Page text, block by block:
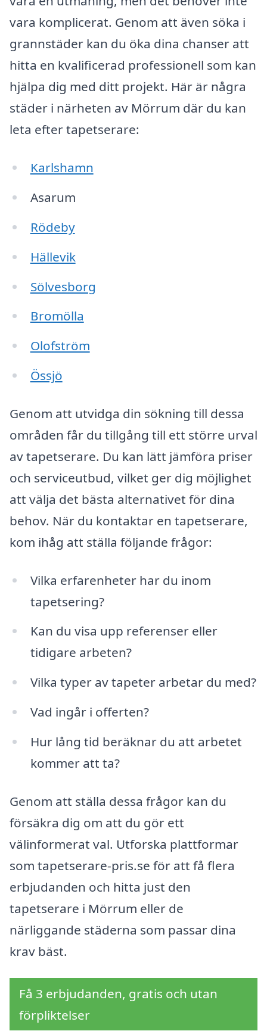
vara komplicerat. Genom att även söka i
grannstäder kan du öka dina chanser att
hitta en kvalificerad professionell som kan
hjälpa dig med ditt projekt. Här är några
städer i närheten av Mörrum där du kan
leta efter tapetserare:
Karlshamn
Asarum
Rödeby
Hällevik
Sölvesborg
Bromölla
Olofström
Össjö
Genom att utvidga din sökning till dessa
områden får du tillgång till ett större urval
av tapetserare. Du kan lätt jämföra priser
och serviceutbud, vilket ger dig möjlighet
att välja det bästa alternativet för dina
behov. När du kontaktar en tapetserare,
kom ihåg att ställa följande frågor:
Vilka erfarenheter har du inom
tapetsering?
Kan du visa upp referenser eller
tidigare arbeten?
Vilka typer av tapeter arbetar du med?
Vad ingår i offerten?
Hur lång tid beräknar du att arbetet
kommer att ta?
Genom att ställa dessa frågor kan du
försäkra dig om att du gör ett
välinformerat val. Utforska plattformar
som tapetserare-pris.se för att få flera
erbjudanden och hitta just den
tapetserare i Mörrum eller de
närliggande städerna som passar dina
krav bäst.
Få 3 erbjudanden, gratis och utan
förpliktelser